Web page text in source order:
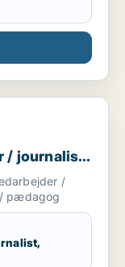
/
/ journalist
/
pædagog